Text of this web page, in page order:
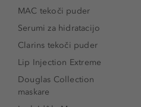
MAC tekoči puder
Serumi za hidratacijo
Clarins tekoči puder
Lip Injection Extreme
Douglas Collection
maskare